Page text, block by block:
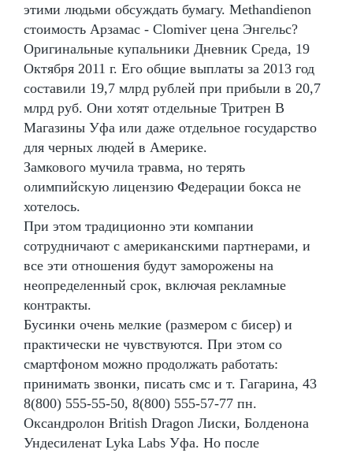
этими людьми обсуждать бумагу. Methandienon
стоимость Арзамас - Clomiver цена Энгельс?
Оригинальные купальники Дневник Среда, 19
Октября 2011 г. Его общие выплаты за 2013 год
составили 19,7 млрд рублей при прибыли в 20,7
млрд руб. Они хотят отдельные Тритрен В
Магазины Уфа или даже отдельное государство
для черных людей в Америке.
Замкового мучила травма, но терять
олимпийскую лицензию Федерации бокса не
хотелось.
При этом традиционно эти компании
сотрудничают с американскими партнерами, и
все эти отношения будут заморожены на
неопределенный срок, включая рекламные
контракты.
Бусинки очень мелкие (размером с бисер) и
практически не чувствуются. При этом со
смартфоном можно продолжать работать:
принимать звонки, писать смс и т. Гагарина, 43
8(800) 555-55-50, 8(800) 555-57-77 пн.
Оксандролон British Dragon Лиски, Болденона
Ундесиленат Lyka Labs Уфа. Но после